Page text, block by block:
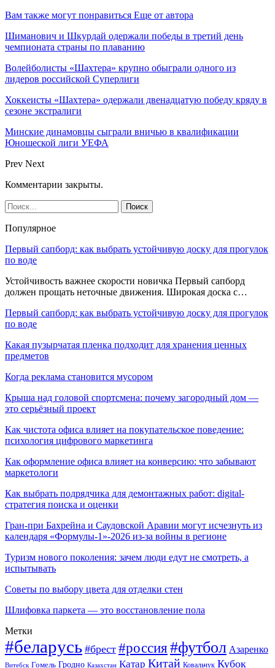
Вам также могут понравиться Еще от автора
Шиманович и Шкурдай одержали победы в третий день
чемпионата страны по плаванию
Волейболисты «Шахтера» крупно обыграли одного из
лидеров российской Суперлиги
Хоккеисты «Шахтера» одержали двенадцатую победу кряду в
сезоне экстралиги
Минские динамовцы сыграли вничью в квалификации
Юношеской лиги УЕФА
Prev Next
Комментарии закрыты.
Популярное
Первый сапборд: как выбрать устойчивую доску для прогулок
по воде
Устойчивость важнее скорости новичка Первый сапборд
должен прощать неточные движения. Широкая доска с…
Первый сапборд: как выбрать устойчивую доску для прогулок
по воде
Какая пузырчатая пленка подходит для хранения ценных
предметов
Когда реклама становится мусором
Крыша над головой спортсмена: почему загородный дом —
это серьёзный проект
Как чистота офиса влияет на покупательское поведение:
психология цифрового маркетинга
Как оформление офиса влияет на конверсию: что забывают
маркетологи
Как выбрать подрядчика для демонтажных работ: digital-
стратегия поиска и оценки
Гран-при Бахрейна и Саудовской Аравии могут исчезнуть из
календаря «Формулы-1»-2026 из-за войны в регионе
Туризм нового поколения: зачем люди едут не смотреть, а
испытывать
Советы по выбору цвета для отделки стен
Шлифовка паркета — это восстановление пола
Метки
#беларусь #брест #россия#футбол Азаренко
Витебск Гомель Гродно Казахстан Катар Китай Ковальчук Кубок